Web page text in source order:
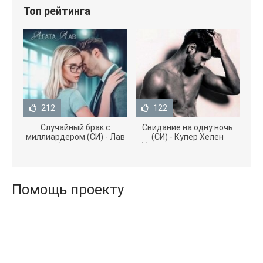
Топ рейтинга
212
Случайный брак с
миллиардером (СИ) - Лав
Агата (полная версия
122
Свидание на одну ночь
(СИ) - Купер Хелен
(бесплатные серии книг
Помощь проекту